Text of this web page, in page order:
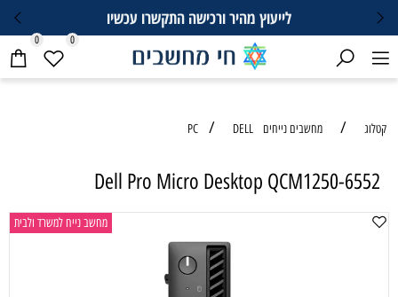
לייעוץ מהיר ורכישה התקשרו עכשיו
מחשבים נייחים PC DELL
Dell Pro Micro Desktop QCM1250-6552
מחשב נייח למשרד ולבית